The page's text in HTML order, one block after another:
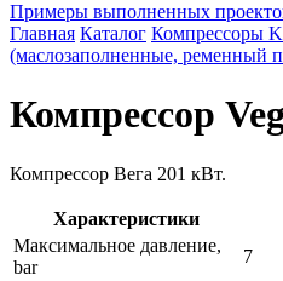
Примеры выполненных
Главная Каталог Компрессоры
(маслозаполненные, ременный
Компрессор
Компрессор Вега 201 кВт.
Характеристики
Максимальное давление,
bar
7